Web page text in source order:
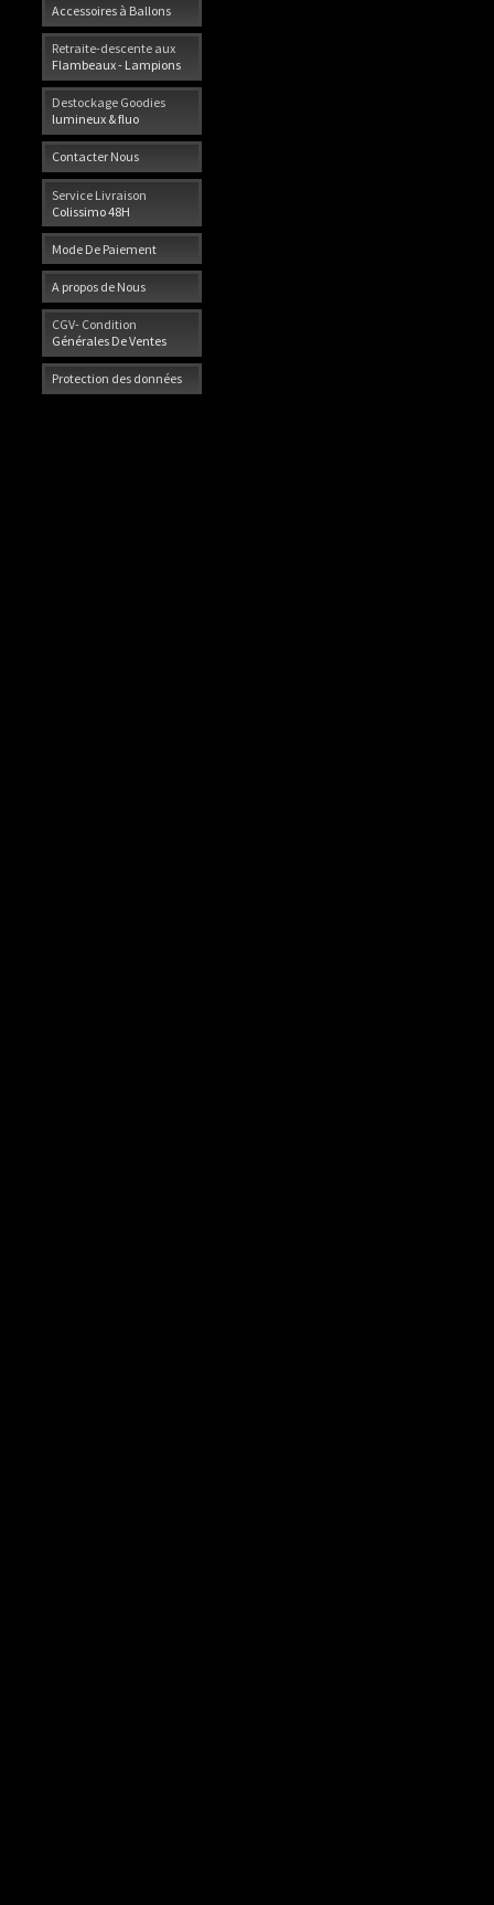
Accessoires à Ballons
Retraite-descente aux
Flambeaux - Lampions
Destockage Goodies
lumineux & fluo
Contacter Nous
Service Livraison
Colissimo 48H
Mode De Paiement
A propos de Nous
CGV- Condition
Générales De Ventes
Protection des données